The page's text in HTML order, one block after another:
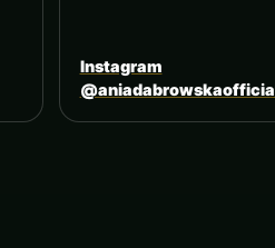
Instagram